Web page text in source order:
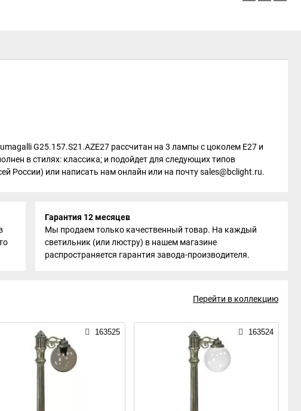
G25.157.S21.AZE27 рассчитан на 3 лампы с цоколем E27 и
в стилях: классика; и подойдет для следующих типов
России) или написать нам онлайн или на почту sales@bclight.ru.
Гарантия 12 месяцев
Мы продаем только качественный товар. На каждый
светильник (или люстру) в нашем магазине
распространяется гарантия завода-производителя.
Перейти в коллекцию
163525 163524